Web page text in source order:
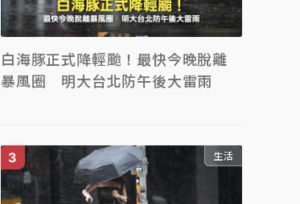
白海豚正式降輕颱！最快今晚脫離
暴風圈 明大台北防午後大雷雨
生活